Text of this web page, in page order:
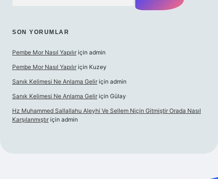
SON YORUMLAR
Pembe Mor Nasıl Yapılır için admin
Pembe Mor Nasıl Yapılır için Kuzey
Sanık Kelimesi Ne Anlama Gelir için admin
Sanık Kelimesi Ne Anlama Gelir için Gülay
Hz Muhammed Sallallahu Aleyhi Ve Sellem Niçin Gitmiştir Orada Nasıl
Karşılanmıştır için admin